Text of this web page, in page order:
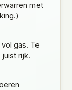
met
gas. Te
rijk.